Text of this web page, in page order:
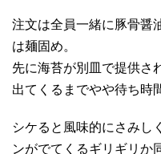
注文は全員一緒に豚骨醤
は麺固め。
先に海苔が別皿で提供さ
出てくるまでやや待ち時
シケると風味的にさみし
ンがでてくるギリギリか